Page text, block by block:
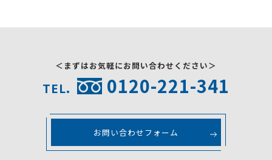
＜まずはお気軽にお問い合わせください＞
TEL. 0120-221-341
お問い合わせフォーム